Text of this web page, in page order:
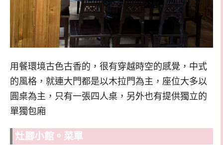
用餐環境古色古香的，很有穿越時空的感覺，中式
的風格，就連大門都是以木拉門為主，座位大多以
圓桌為主，只有一張四人桌，另外也有提供獨立的
單獨包廂
灶腳小館。 菜單